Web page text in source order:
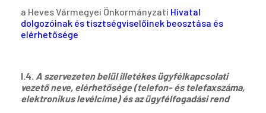
a Heves Vármegyei Önkormányzati Hivatal
dolgozóinak és tisztségviselőinek beosztása és
elérhetősége
I.4. A szervezeten belül illetékes ügyfélkapcsolati
vezető neve, elérhetősége (telefon- és telefaxszáma,
elektronikus levélcíme) és az ügyfélfogadási rend